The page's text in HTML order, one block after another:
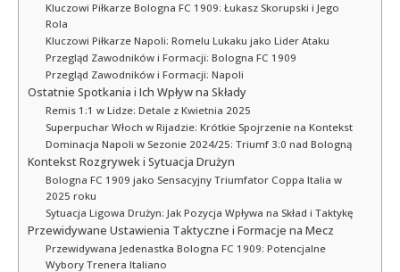
Kluczowi Piłkarze Bologna FC 1909: Łukasz Skorupski i Jego
Rola
Kluczowi Piłkarze Napoli: Romelu Lukaku jako Lider Ataku
Przegląd Zawodników i Formacji: Bologna FC 1909
Przegląd Zawodników i Formacji: Napoli
Ostatnie Spotkania i Ich Wpływ na Składy
Remis 1:1 w Lidze: Detale z Kwietnia 2025
Superpuchar Włoch w Rijadzie: Krótkie Spojrzenie na Kontekst
Dominacja Napoli w Sezonie 2024/25: Triumf 3:0 nad Bologną
Kontekst Rozgrywek i Sytuacja Drużyn
Bologna FC 1909 jako Sensacyjny Triumfator Coppa Italia w
2025 roku
Sytuacja Ligowa Drużyn: Jak Pozycja Wpływa na Skład i Taktykę
Przewidywane Ustawienia Taktyczne i Formacje na Mecz
Przewidywana Jedenastka Bologna FC 1909: Potencjalne
Wybory Trenera Italiano